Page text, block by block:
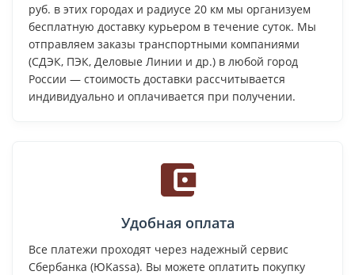
руб. в этих городах и радиусе 20 км мы организуем
бесплатную доставку курьером в течение суток. Мы
отправляем заказы транспортными компаниями
(СДЭК, ПЭК, Деловые Линии и др.) в любой город
России — стоимость доставки рассчитывается
индивидуально и оплачивается при получении.
Удобная оплата
Все платежи проходят через надежный сервис
Сбербанка (ЮKassa). Вы можете оплатить покупку